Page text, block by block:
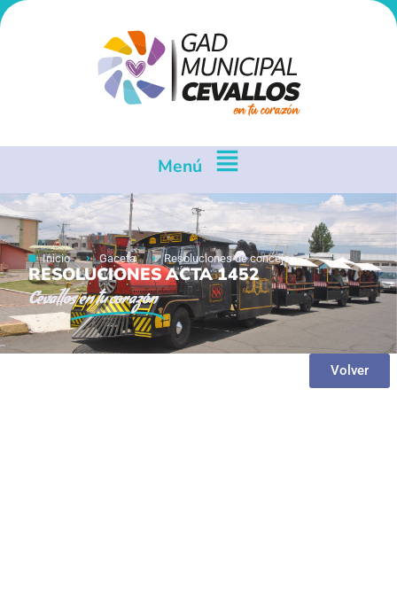
Menú
Inicio Gaceta Resoluciones de concejo
RESOLUCIONES ACTA 1452
Cevallosen tu corazón
Volver